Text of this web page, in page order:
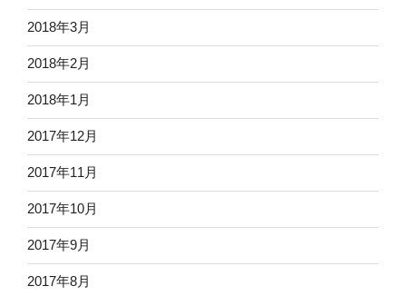
2018年3月
2018年2月
2018年1月
2017年12月
2017年11月
2017年10月
2017年9月
2017年8月